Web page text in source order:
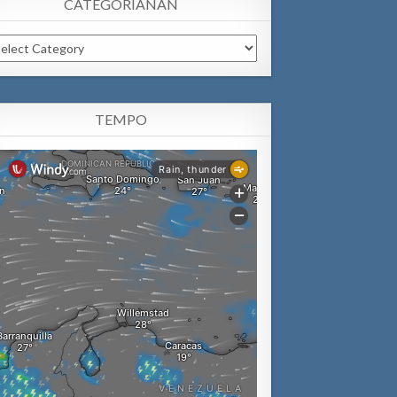
CATEGORIANAN
TEMPO